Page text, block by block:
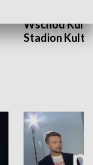
Wschód
Stadion